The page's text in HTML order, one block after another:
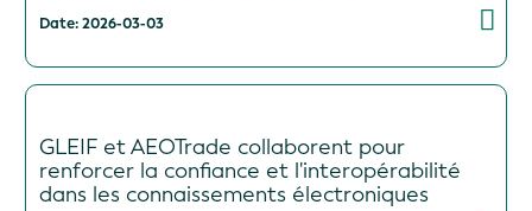
Date: 2026-03-03
GLEIF et AEOTrade collaborent pour
renforcer la confiance et l'interopérabilité
dans les connaissements électroniques